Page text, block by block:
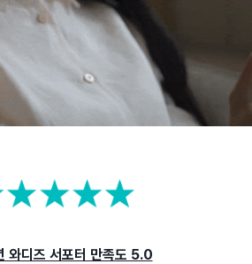
디즈 서포터 만족도 5.0